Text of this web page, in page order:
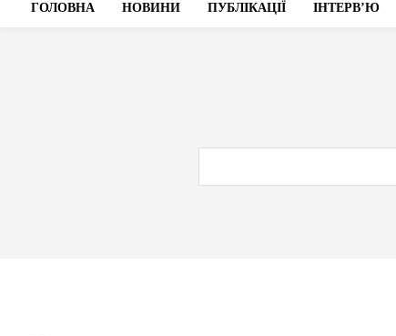
ГОЛОВНА НОВИНИ ПУБЛІКАЦІЇ ІНТЕРВʼЮ